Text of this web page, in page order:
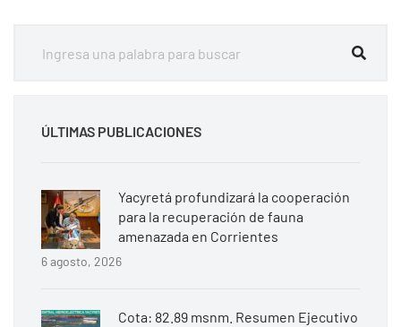
ÚLTIMAS PUBLICACIONES
Yacyretá profundizará la cooperación
para la recuperación de fauna
amenazada en Corrientes
6 agosto, 2026
Cota: 82.89 msnm. Resumen Ejecutivo